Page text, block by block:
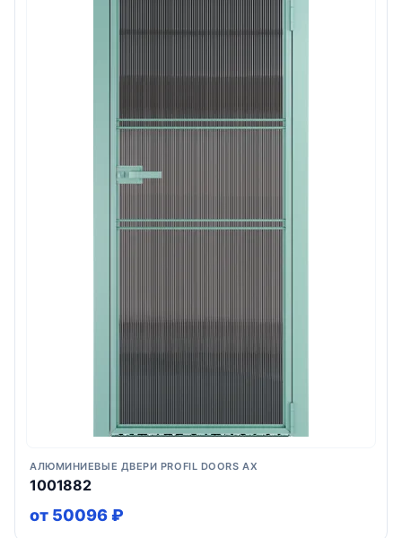
АЛЮМИНИЕВЫЕ ДВЕРИ PROFIL DOORS AX
1001882
от 50096 ₽